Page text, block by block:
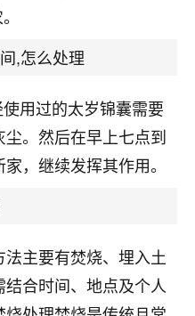
,怎么处理
用过的太岁锦囊需要
。然后在早上七点到
，继续发挥其作用。
主要有焚烧、埋入土
合时间、地点及个人
意屡屡受挫，店开一家关
意好的就出事。前些年攒的
！我也想找人看看到底怎么
看，人有时不服命不行
饮的，生意不算大，但
慧来老师跟进的，选
子，哪哪都看了，虽然
希望财运更好一点！
18